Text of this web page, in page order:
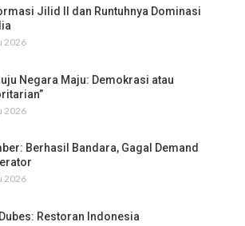
Jilid II dan Runtuhnya Dominasi
2026
Negara Maju: Demokrasi atau
2026
Berhasil Bandara, Gagal Demand
2026
Restoran Indonesia